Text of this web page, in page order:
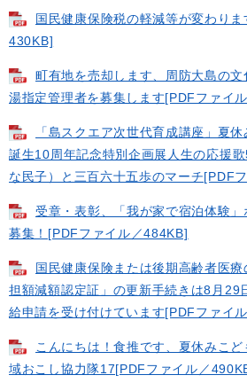
国民健康保険税の軽減等が変わり
430KB]
町有地を売却します、周防大島の
湯指定管理者を募集します[PDFファイ
「島スクエア次世代育成講座」夏
誕生10周年記念特別企画展人生の応援
な民子）と三百六十五歩のマーチ[PDF
受章・表彰、「我が家で宿泊体験
募集！[PDFファイル／484KB]
国民健康保険または後期高齢者医
担額減額認定証」の更新手続きは8月29
給申請を受け付けています[PDFファイ
こんにちは！食推です、夏休みこ
域おこし協力隊17[PDFファイル／